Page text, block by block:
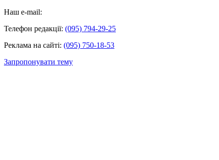
Наш e-mail:
Телефон редакції: (095) 794-29-25
Реклама на сайті: (095) 750-18-53
Запропонувати тему